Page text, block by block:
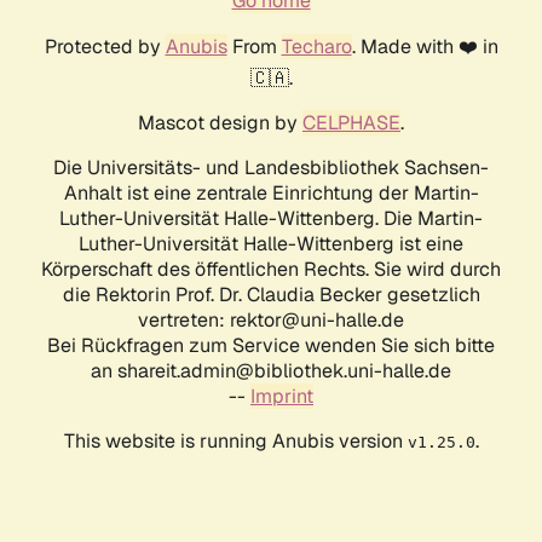
Protected by AnubisFrom Techaro. Made with ❤️ in
🇨🇦.
Mascot design by CELPHASE.
Die Universitäts- und Landesbibliothek Sachsen-
Anhalt ist eine zentrale Einrichtung der Martin-
Luther-Universität Halle-Wittenberg. Die Martin-
Luther-Universität Halle-Wittenberg ist eine
Körperschaft des öffentlichen Rechts. Sie wird durch
die Rektorin Prof. Dr. Claudia Becker gesetzlich
vertreten: rektor@uni-halle.de
Bei Rückfragen zum Service wenden Sie sich bitte
an shareit.admin@bibliothek.uni-halle.de
-- Imprint
This website is running Anubis version v1.25.0.